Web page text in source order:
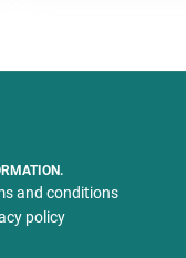
and conditions
policy